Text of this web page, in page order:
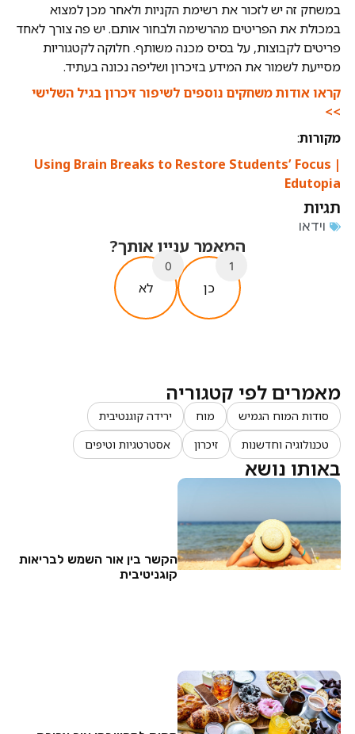
במשחק זה יש לזכור את רשימת הקניות ולאחר מכן למצוא
במכולת את הפריטים מהרשימה ולבחור אותם. יש פה צורך לאחד
פריטים לקבוצות, על בסיס מכנה משותף. חלוקה לקטגוריות
מסייעת לשמור את המידע בזיכרון ושליפה נכונה בעתיד.
קראו אודות משחקים נוספים לשיפור זיכרון בגיל השלישי
>>
מקורות:
Using Brain Breaks to Restore Students’ Focus |
Edutopia
תגיות
וידאו
המאמר עניין אותך?
כן
1
לא
0
מאמרים לפי קטגוריה
סודות המוח הגמיש מוח
ירידה קוגנטיבית
טכנולוגיה וחדשנות
זיכרון אסטרטגיות וטיפים
באותו נושא
הקשר בין אור השמש לבריאות
קוגניטיבית